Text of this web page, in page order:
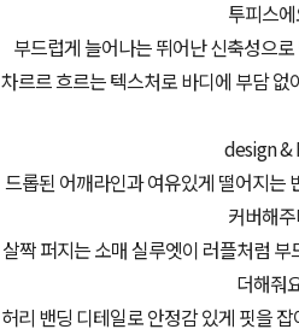
투피스
부드럽게 늘어나는 뛰어난 신축성으
차르르 흐르는 텍스처로 바디에 부담
design &
드롭된 어깨라인과 여유있게 떨어지는
커버해
살짝 퍼지는 소매 실루엣이 러플처럼
더해줘
허리 밴딩 디테일로 안정감 있게 핏을